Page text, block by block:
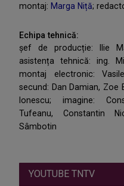
montaj: Marga Niță;
Echipa tehnică:
șef de producție: Ilie
asistența tehnică: ing.
montaj electronic:
secund: Dan Damian, Zoe
Ionescu; imagine:
Tufeanu, Constantin
Sâmbotin
YOUTUBE TNTV